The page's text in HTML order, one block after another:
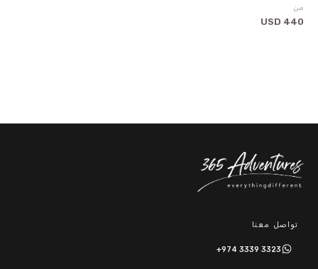
من
440 USD
تواصل معنا
+974 3339 3323